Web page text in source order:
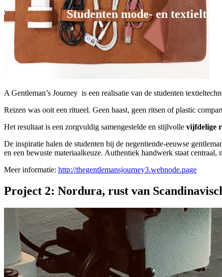
Studenten mode- en
A Gentleman’s Journey is een realisatie van de studenten
Reizen was ooit een ritueel. Geen haast, geen ritsen of plastic
Het resultaat is een zorgvuldig samengestelde en stijlvolle vijfdelige
De inspiratie halen de studenten bij de negentiende-eeuwse
en een bewuste materiaalkeuze. Authentiek handwerk staat
Meer informatie: http://thegentlemansjourney3.webnode.page
Project 2: Nordura, rust van